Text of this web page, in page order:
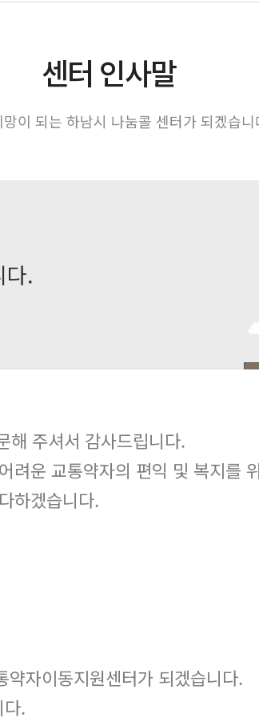
센터 인사말
망이 되는 하남시 나눔콜 센터가 되겠습니
다.
해 주셔서 감사드립니다.
려운 교통약자의 편익 및 복지를
하겠습니다.
자이동지원센터가 되겠습니다.
.